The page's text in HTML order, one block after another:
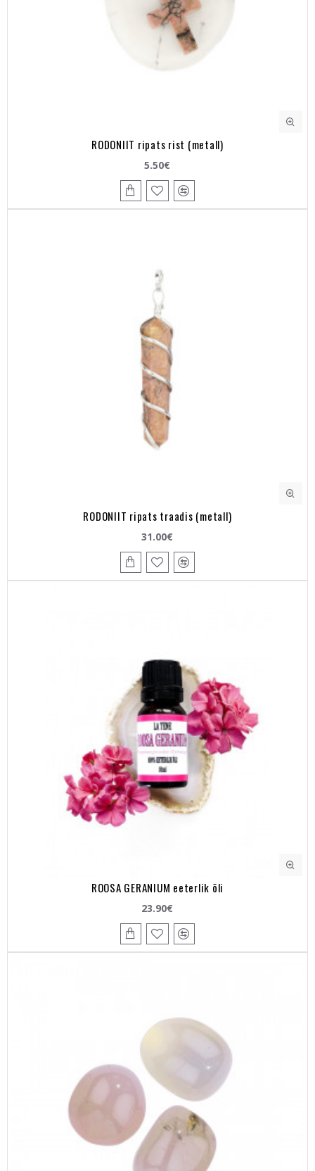
RODONIIT ripats rist (metall)
5.50€
RODONIIT ripats traadis (metall)
31.00€
ROOSA GERANIUM eeterlik õli
23.90€